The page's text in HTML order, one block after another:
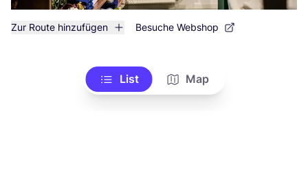
Zur Route hinzufügen Besuche Webshop
List Map